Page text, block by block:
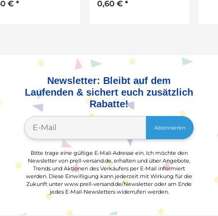
Newsletter: Bleibt auf dem
Laufenden & sichert euch zusätzlich
Rabatte!
Abonnieren
Bitte trage eine gültige E-Mail-Adresse ein. Ich möchte den
Newsletter von prell-versand.de, erhalten und über Angebote,
Trends und Aktionen des Verkäufers per E-Mail informiert
werden. Diese Einwilligung kann jederzeit mit Wirkung für die
Zukunft unter www.prell-versand.de/Newsletter oder am Ende
jedes E-Mail-Newsletters widerrufen werden.